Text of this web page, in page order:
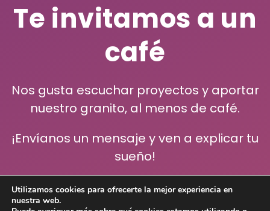
Te invitamos a un
café
Nos gusta escuchar proyectos y aportar
nuestro granito, al menos de café.
¡Envíanos un mensaje y ven a explicar tu
sueño!
Contacto
Utilizamos cookies para ofrecerte la mejor experiencia en
nuestra web.